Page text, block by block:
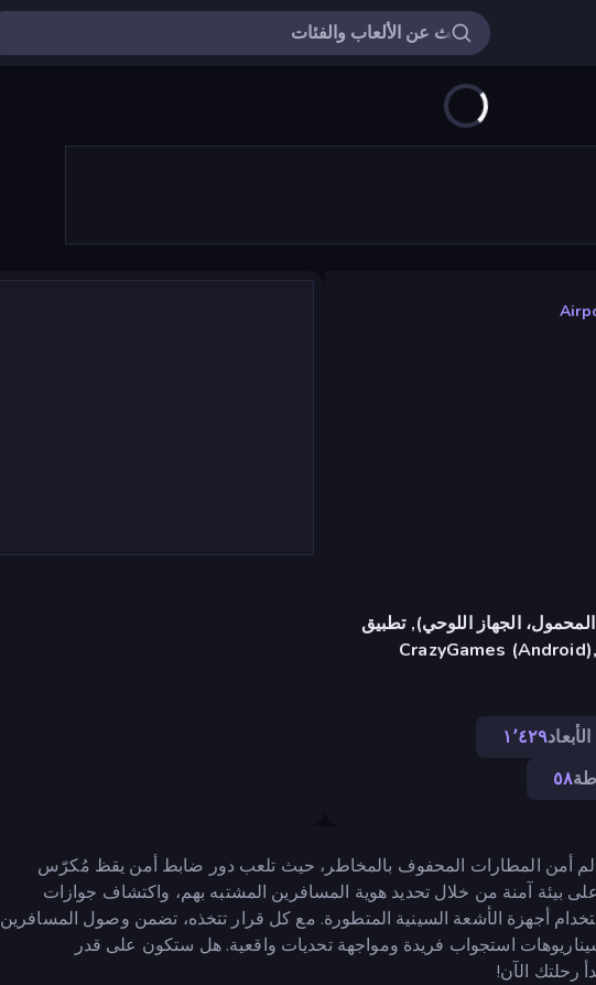
الجهاز اللوحي), تطبيق
CrazyGames
١٬٤٢٩
٥٨
أمن المطارات المحفوف بالمخاطر، حيث تلعب دور ضابط أمن يقظ مُكرّس
بيئة آمنة من خلال تحديد هوية المسافرين المشتبه بهم، واكتشاف جوازات
أجهزة الأشعة السينية المتطورة. مع كل قرار تتخذه، تضمن وصول المسافرين
سيناريوهات استجواب فريدة ومواجهة تحديات واقعية. هل ستكون على قدر
رحلتك الآن!